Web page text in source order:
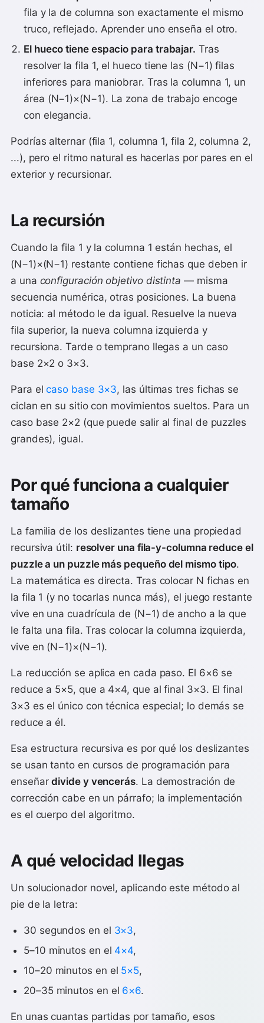
fila y la de columna son exactamente el mismo
truco, reflejado. Aprender uno enseña el otro.
El hueco tiene espacio para trabajar. Tras
resolver la fila 1, el hueco tiene las (N−1) filas
inferiores para maniobrar. Tras la columna 1, un
área (N−1)×(N−1). La zona de trabajo encoge
con elegancia.
Podrías alternar (fila 1, columna 1, fila 2, columna 2,
...), pero el ritmo natural es hacerlas por pares en el
exterior y recursionar.
La recursión
Cuando la fila 1 y la columna 1 están hechas, el
(N−1)×(N−1) restante contiene fichas que deben ir
a una configuración objetivo distinta — misma
secuencia numérica, otras posiciones. La buena
noticia: al método le da igual. Resuelve la nueva
fila superior, la nueva columna izquierda y
recursiona. Tarde o temprano llegas a un caso
base 2×2 o 3×3.
Para elcaso base 3×3, las últimas tres fichas se
ciclan en su sitio con movimientos sueltos. Para un
caso base 2×2 (que puede salir al final de puzzles
grandes), igual.
Por qué funciona a cualquier
tamaño
La familia de los deslizantes tiene una propiedad
recursiva útil: resolver una fila-y-columna reduce el
puzzle a un puzzle más pequeño del mismo tipo.
La matemática es directa. Tras colocar N fichas en
la fila 1 (y no tocarlas nunca más), el juego restante
vive en una cuadrícula de (N−1) de ancho a la que
le falta una fila. Tras colocar la columna izquierda,
vive en (N−1)×(N−1).
La reducción se aplica en cada paso. El 6×6 se
reduce a 5×5, que a 4×4, que al final 3×3. El final
3×3 es el único con técnica especial; lo demás se
reduce a él.
Esa estructura recursiva es por qué los deslizantes
se usan tanto en cursos de programación para
enseñardivide y vencerás. La demostración de
corrección cabe en un párrafo; la implementación
es el cuerpo del algoritmo.
A qué velocidad llegas
Un solucionador novel, aplicando este método al
pie de la letra:
30 segundos en el 3×3,
5–10 minutos en el 4×4,
10–20 minutos en el 5×5,
20–35 minutos en el 6×6.
En unas cuantas partidas por tamaño, esos